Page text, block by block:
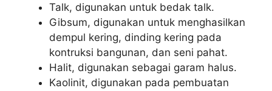
Talk, digunakan untuk bedak talk.
Gibsum, digunakan untuk menghasilkan
dempul kering, dinding kering pada
kontruksi bangunan, dan seni pahat.
Halit, digunakan sebagai garam halus.
Kaolinit, digunakan pada pembuatan